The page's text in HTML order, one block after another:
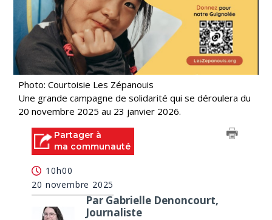
Photo: Courtoisie Les Zépanouis
Une grande campagne de solidarité qui se déroulera du
20 novembre 2025 au 23 janvier 2026.
Partager à
ma communauté
10h00
20 novembre 2025
Par Gabrielle Denoncourt,
Journaliste